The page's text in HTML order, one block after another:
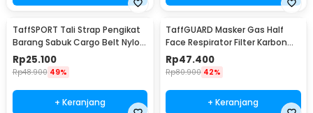
TaffSPORT Tali Strap Pengikat
Barang Sabuk Cargo Belt Nylon
5M - XR2
Rp25.100
Rp48.900 49%
+ Keranjang
TaffGUARD Masker Gas Half
Face Respirator Filter Karbon
Aktif KN95 - 6200
Rp47.400
Rp80.900 42%
+ Keranjang